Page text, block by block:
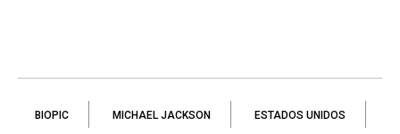
BIOPIC MICHAEL JACKSON ESTADOS UNIDOS